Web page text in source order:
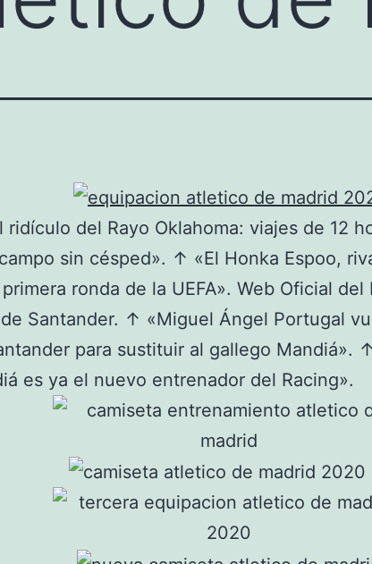
ridículo del Rayo Oklahoma: viajes de 12
sin césped». ↑ «El Honka Espoo,
ronda de la UEFA». Web Oficial del
Santander. ↑ «Miguel Ángel Portugal
para sustituir al gallego Mandiá».
es ya el nuevo entrenador del Racing».